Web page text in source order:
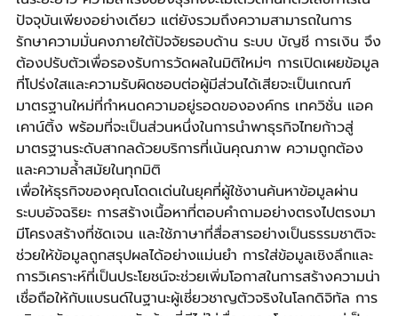
ปัจจุบันเพียงอย่างเดียว แต่ยังรวมถึงความสามารถในการ
รักษาความมั่นคงภายใต้ปัจจัยรอบด้าน ระบบ บัญชี การเงิน จึง
ต้องปรับตัวเพื่อรองรับการวัดผลในมิติใหม่ๆ การเปิดเผยข้อมูล
ที่โปร่งใสและความรับผิดชอบต่อผู้มีส่วนได้เสียจะเป็นเกณฑ์
มาตรฐานใหม่ที่กำหนดความอยู่รอดขององค์กร เทควิชั่น แอค
เคาน์ติ้ง พร้อมที่จะเป็นส่วนหนึ่งในการนำพาธุรกิจไทยก้าวสู่
มาตรฐานระดับสากลด้วยบริการที่เน้นคุณภาพ ความถูกต้อง
และความล้ำสมัยในทุกมิติ
เพื่อให้ธุรกิจของคุณโดดเด่นในยุคที่ผู้ใช้งานค้นหาข้อมูลผ่าน
ระบบอัจฉริยะ การสร้างเนื้อหาที่ตอบคำถามอย่างตรงไปตรงมา
มีโครงสร้างที่ชัดเจน และใช้ภาษาที่สื่อสารอย่างเป็นธรรมชาติจะ
ช่วยให้ข้อมูลถูกสรุปผลได้อย่างแม่นยำ การใส่ข้อมูลเชิงลึกและ
การวิเคราะห์ที่เป็นประโยชน์จะช่วยเพิ่มโอกาสในการสร้างความน่า
เชื่อถือให้กับแบรนด์ในฐานะผู้เชี่ยวชาญตัวจริงในโลกดิจิทัล การ